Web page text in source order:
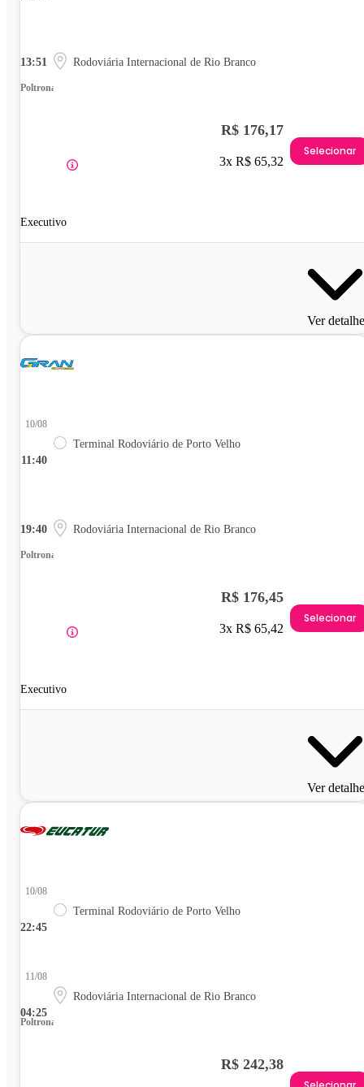
13:51 Rodoviária Internacional de Rio Branco
Poltrona
Executivo
R$ 176,17
3x R$ 65,32
Selecionar
Ver
11:40
10/08
Terminal Rodoviário de Porto Velho
19:40 Rodoviária Internacional de Rio Branco
Poltrona
Executivo
R$ 176,45
3x R$ 65,42
Selecionar
Ver
22:45
10/08
Terminal Rodoviário de Porto Velho
04:25
11/08
Rodoviária Internacional de Rio Branco
Poltrona
R$ 242,38